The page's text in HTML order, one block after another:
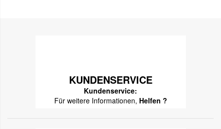
KUNDENSERVICE
Kundenservice:
Für weitere Informationen, Helfen ?